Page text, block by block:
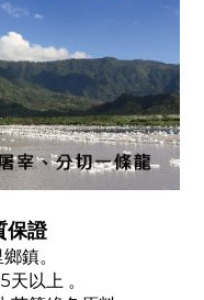
保證
鎮。
以上 。